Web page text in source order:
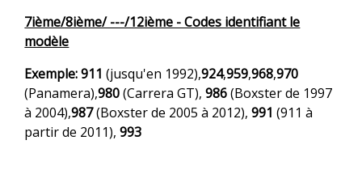
7ième/8ième/ ---/12ième - Codes identifiant le
modèle
Exemple:911(jusqu'en 1992),924,959,968,970
(Panamera),980(Carrera GT),986(Boxster de 1997
à 2004),987(Boxster de 2005 à 2012),991 (911 à
partir de 2011),993